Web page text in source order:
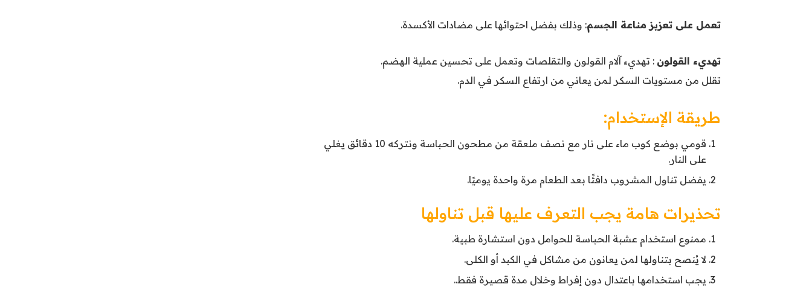
تعمل على تعزيز مناعة الجسم: وذلك بفضل احتوائها على مضادات الأكسدة.
تهديء القولون : تهديء آلام القولون والتقلصات وتعمل على تحسين عملية الهضم.
تقلل من مستويات السكر لمن يعاني من ارتفاع السكر في الدم.
طريقة الإستخدام:
قومي بوضع كوب ماء على نار مع نصف ملعقة من مطحون الحباسة ونتركه 10 دقائق يغلي
على النار.
يفضل تناول المشروب دافئًا بعد الطعام مرة واحدة يوميًا.
تحذيرات هامة يجب التعرف عليها قبل تناولها
ممنوع استخدام عشبة الحباسة للحوامل دون استشارة طبية.
لا يُنصح بتناولها لمن يعانون من مشاكل في الكبد أو الكلى.
يجب استخدامها باعتدال دون إفراط وخلال مدة قصيرة فقط..